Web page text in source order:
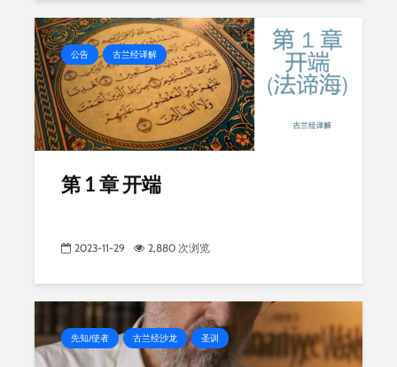
公告 古兰经译解
第 1 章 开端
2023-11-29 2,880 次浏览
先知/使者 古兰经沙龙 圣训